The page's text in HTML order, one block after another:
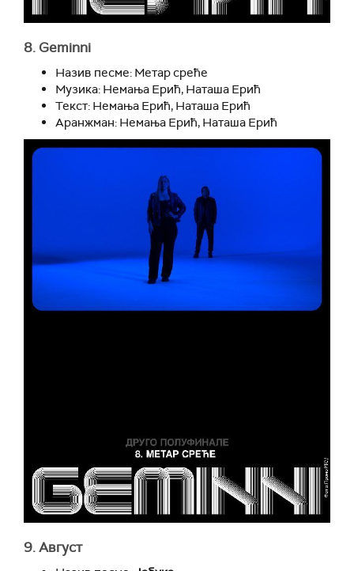
8. Geminni
Назив песме: Метар среће
Музика: Немања Ерић, Наташа Ерић
Текст: Немања Ерић, Наташа Ерић
Аранжман: Немања Ерић, Наташа Ерић
9. Август